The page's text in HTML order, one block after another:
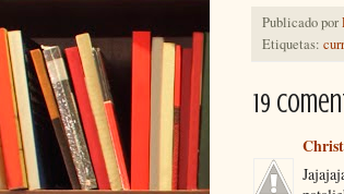
Publicado por
Etiquetas:
19